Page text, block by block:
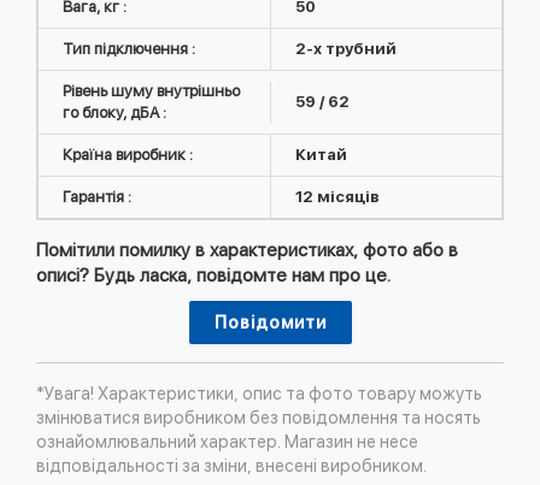
Вага, кг : 50
Тип підключення : 2-х трубний
Рівень шуму внутрішньо
го блоку, дБА :
59 / 62
Країна виробник : Китай
Гарантія : 12 місяців
Помітили помилку в характеристиках, фото або в
описі? Будь ласка, повідомте нам про це.
Повідомити
*Увага! Характеристики, опис та фото товару можуть
змінюватися виробником без повідомлення та носять
ознайомлювальний характер. Магазин не несе
відповідальності за зміни, внесені виробником.